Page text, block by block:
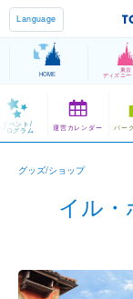
Language
HOME
東京
ディズニー
イベント/
ログラム 運営カレンダー パー
グッズ/ショップ
イル